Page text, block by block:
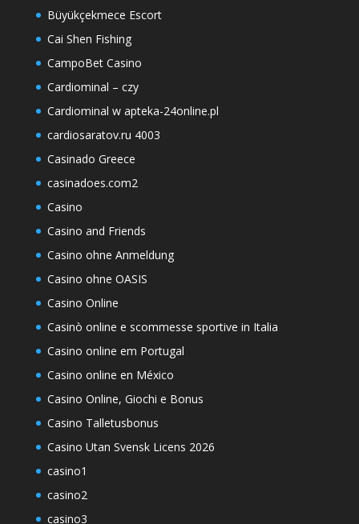
Büyükçekmece Escort
Cai Shen Fishing
CampoBet Casino
Cardiominal – czy
Cardiominal w apteka-24online.pl
cardiosaratov.ru 4003
Casinado Greece
casinadoes.com2
Casino
Casino and Friends
Casino ohne Anmeldung
Casino ohne OASIS
Casino Online
Casinò online e scommesse sportive in Italia
Casino online em Portugal
Casino online en México
Casino Online, Giochi e Bonus
Casino Talletusbonus
Casino Utan Svensk Licens 2026
casino1
casino2
casino3